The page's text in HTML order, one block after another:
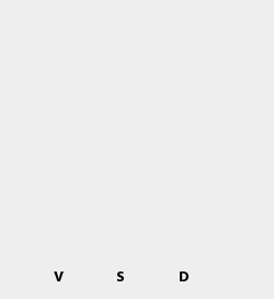
V S
D